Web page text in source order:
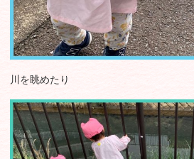
川を眺めたり